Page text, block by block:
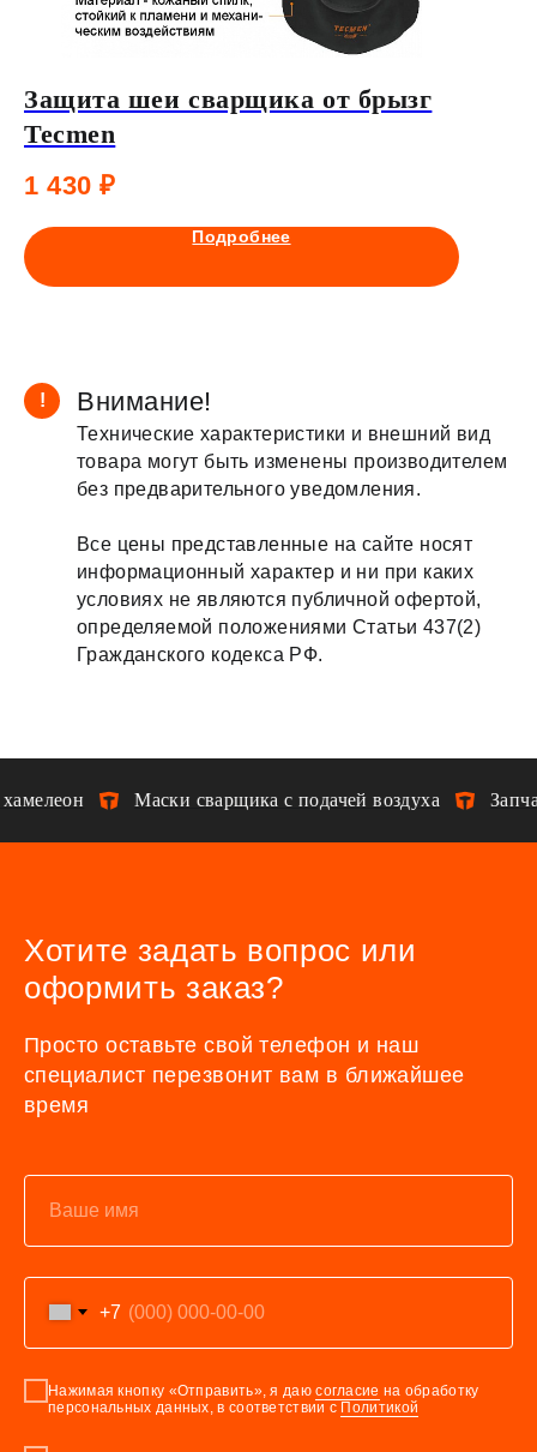
Защита шеи сварщика от брызг
Tecmen
1 430 ₽
Подробнее
! Внимание!
Технические характеристики и внешний вид
товара могут быть изменены производителем
без предварительного уведомления.
Все цены представленные на сайте носят
информационный характер и ни при каких
условиях не являются публичной офертой,
определяемой положениями Статьи 437(2)
Гражданского кодекса РФ.
Маски сварщика с подачей воздуха
Хотите задать вопрос или
оформить заказ?
Просто оставьте свой телефон и наш
специалист перезвонит вам в ближайшее
время
+7
Нажимая кнопку «Отправить», я даюсогласие на обработку
персональных данных, в соответствии с Политикой